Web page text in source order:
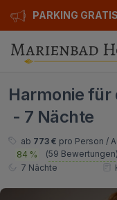
PARKING GRATIS
Hotels
Alle Hotels
Kurhotels
Golfhotels
Ensana Hotels
Angebote
Bonusse
Sonderangebot
Harmonie für
- 7 Nächte
ab 773 € pro Person /
84 %
(59 Bewertungen)
7 Nächte